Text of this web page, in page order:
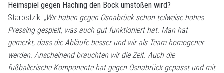
Heimspiel gegen Haching den Bock umstoßen wird?
Starostzik: „Wir haben gegen Osnabrück schon teilweise hohes
Pressing gespielt, was auch gut funktioniert hat. Man hat
gemerkt, dass die Abläufe besser und wir als Team homogener
werden. Anscheinend brauchten wir die Zeit. Auch die
fußballerische Komponente hat gegen Osnabrück gepasst und mit